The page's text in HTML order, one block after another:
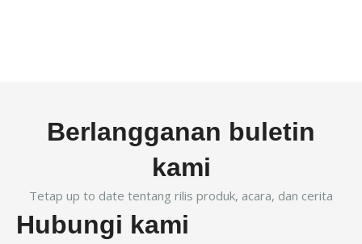
Berlangganan buletin
kami
Tetap up to date tentang rilis produk, acara, dan cerita
Hubungi kami